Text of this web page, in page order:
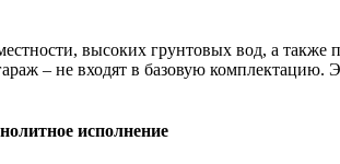
высоких грунтовых вод, а
– не входят в базовую
исполнение